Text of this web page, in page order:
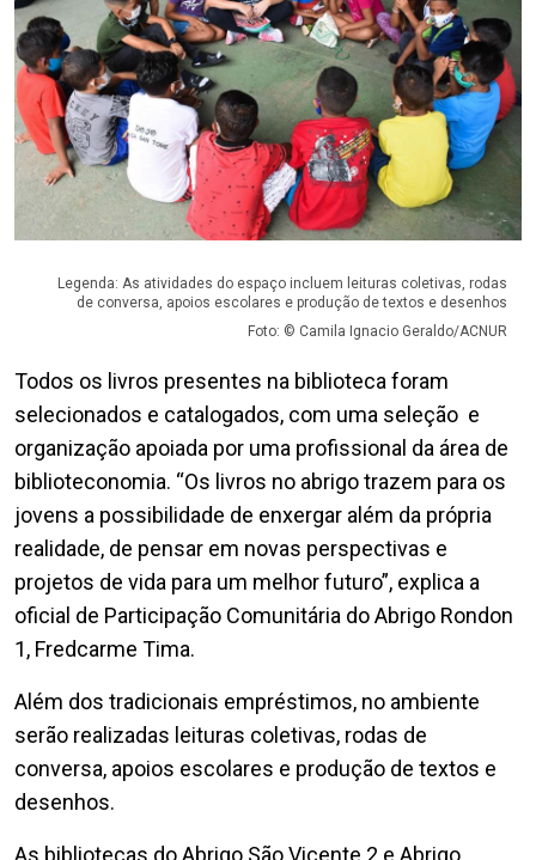
Legenda: As atividades do espaço incluem leituras coletivas, rodas
de conversa, apoios escolares e produção de textos e desenhos
Foto: © Camila Ignacio Geraldo/ACNUR
Todos os livros presentes na biblioteca foram
selecionados e catalogados, com uma seleção e
organização apoiada por uma profissional da área de
biblioteconomia. “Os livros no abrigo trazem para os
jovens a possibilidade de enxergar além da própria
realidade, de pensar em novas perspectivas e
projetos de vida para um melhor futuro”, explica a
oficial de Participação Comunitária do Abrigo Rondon
1, Fredcarme Tima.
Além dos tradicionais empréstimos, no ambiente
serão realizadas leituras coletivas, rodas de
conversa, apoios escolares e produção de textos e
desenhos.
As bibliotecas do Abrigo São Vicente 2 e Abrigo